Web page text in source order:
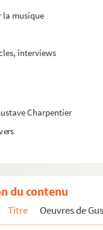
la musique
interviews
Charpentier
du contenu
Titre Oeuvres de